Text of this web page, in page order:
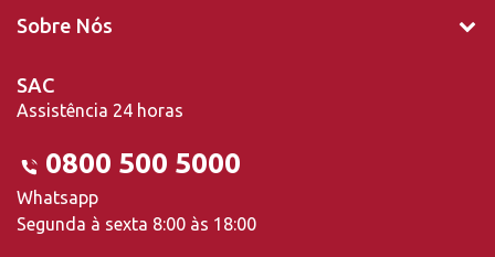
Sobre Nós
SAC
Assistência 24 horas
0800 500 5000
Whatsapp
Segunda à sexta 8:00 às 18:00